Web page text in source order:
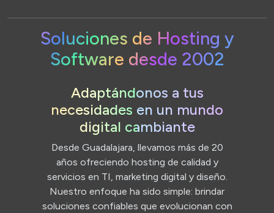
Soluciones de Hosting y
Software desde 2002
Adaptándonos a tus
necesidades en un mundo
digital cambiante
Desde Guadalajara, llevamos más de 20
años ofreciendo hosting de calidad y
servicios en TI, marketing digital y diseño.
Nuestro enfoque ha sido simple: brindar
soluciones confiables que evolucionan con